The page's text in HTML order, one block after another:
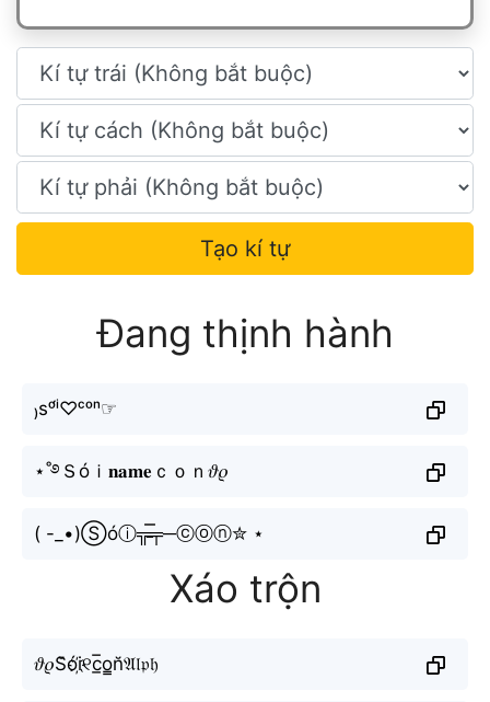
Tạo kí tự
Đang thịnh hành
₎sᵒ́ⁱ♡ᶜᵒⁿ☞
⋆˚࿔Ｓóｉ𝐧𝐚𝐦𝐞ｃｏｎ𝜗𝜚
( -_•)Ⓢóⓘ╦̵̵̿╤─ⓒⓞⓝ✮ ⋆
Xáo trộn
𝜗𝜚S̆ói҉୧c̲̅o̳n̆𝔄𝔩𝔭𝔥